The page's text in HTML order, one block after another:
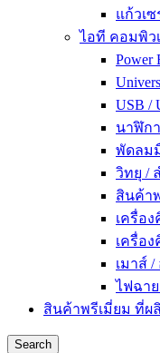
แก้วเ
ไอที คอมพิว
Power
USB /
นาฬิก
พัดลม
วิทยุ /
สินค้า
เครื่อ
เครื่อ
เมาส์
ไฟฉา
สินค้าพรีเมี่ยม ที่ผ
Search